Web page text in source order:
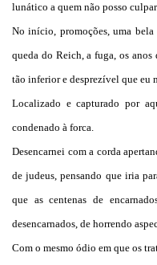
lunático a quem não posso
No início, promoções, uma
queda do Reich, a fuga, os
tão inferior e desprezível que eu
Localizado e capturado por
condenado à forca.
Desencarnei com a corda
de judeus, pensando que iria
que as centenas de
desencarnados, de horrendo
Com o mesmo ódio em que os